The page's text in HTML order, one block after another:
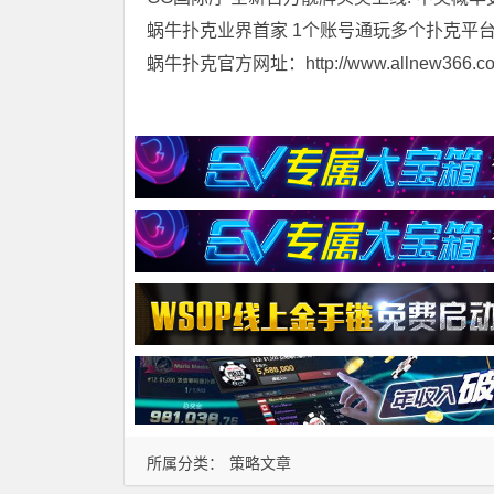
蜗牛扑克业界首家 1个账号通玩多个扑克平
蜗牛扑克官方网址：http://
所属分类： 策略文章